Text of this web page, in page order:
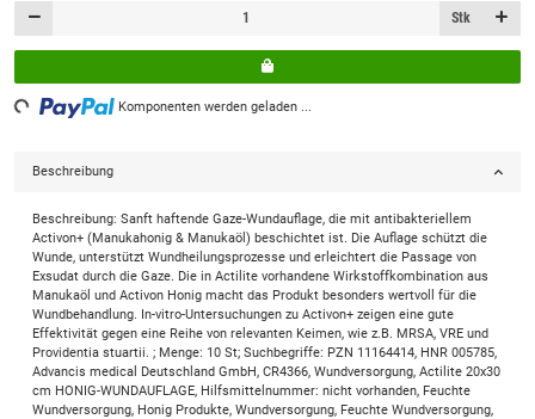
Stk
Komponenten werden geladen ...
Beschreibung
Beschreibung: Sanft haftende Gaze-Wundauflage, die mit antibakteriellem
Activon+ (Manukahonig & Manukaöl) beschichtet ist. Die Auflage schützt die
Wunde, unterstützt Wundheilungsprozesse und erleichtert die Passage von
Exsudat durch die Gaze. Die in Actilite vorhandene Wirkstoffkombination aus
Manukaöl und Activon Honig macht das Produkt besonders wertvoll für die
Wundbehandlung. In-vitro-Untersuchungen zu Activon+ zeigen eine gute
Effektivität gegen eine Reihe von relevanten Keimen, wie z.B. MRSA, VRE und
Providentia stuartii. ; Menge: 10 St; Suchbegriffe: PZN 11164414, HNR 005785,
Advancis medical Deutschland GmbH, CR4366, Wundversorgung, Actilite 20x30
cm HONIG-WUNDAUFLAGE, Hilfsmittelnummer: nicht vorhanden, Feuchte
Wundversorgung, Honig Produkte, Wundversorgung, Feuchte Wundversorgung,